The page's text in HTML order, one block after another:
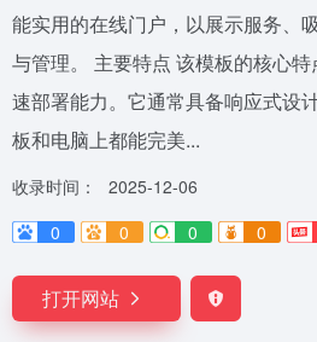
能实用的在线门户，以展示服务、
与管理。 主要特点 该模板的核心
速部署能力。它通常具备响应式设
板和电脑上都能完美...
收录时间：
2025-12-06
0
0 0 0
打开网站